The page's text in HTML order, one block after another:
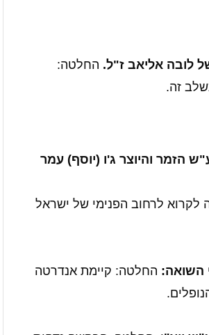
לובה אליאב ז"ל. החלטה:
זה.
הזמר והיוצר ג'ו (יוסף) עמר
לרחוב הפנימי של ישראל
השואה: החלטה: קיימת אנדרטה